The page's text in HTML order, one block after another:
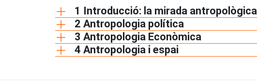
1 Introducció: la mirada antropològica
2 Antropologia política
3 Antropologia Econòmica
4 Antropologia i espai